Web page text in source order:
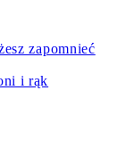
zapomnieć
i rąk